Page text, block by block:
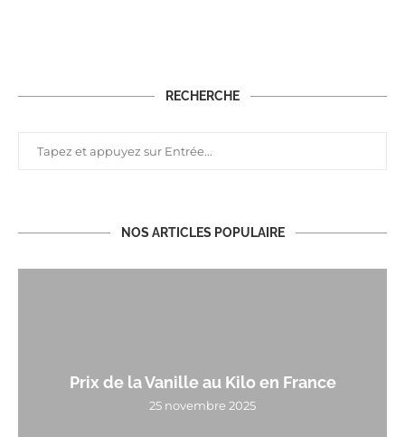
RECHERCHE
NOS ARTICLES POPULAIRE
Prix de la Vanille au Kilo en France
25 novembre 2025